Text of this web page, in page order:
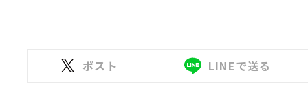
ポスト LINEで送る